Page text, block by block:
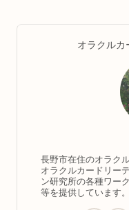
オラクルカ
長野市在住のオラク
オラクルカードリー
ン研究所の各種ワー
等を提供しています。